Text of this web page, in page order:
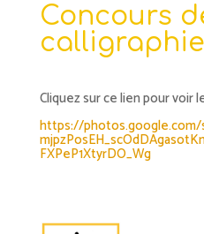
Concours
Cliquez sur ce lien pour voir
https://photos.google.com/
FXPeP1XtyrDO_Wg